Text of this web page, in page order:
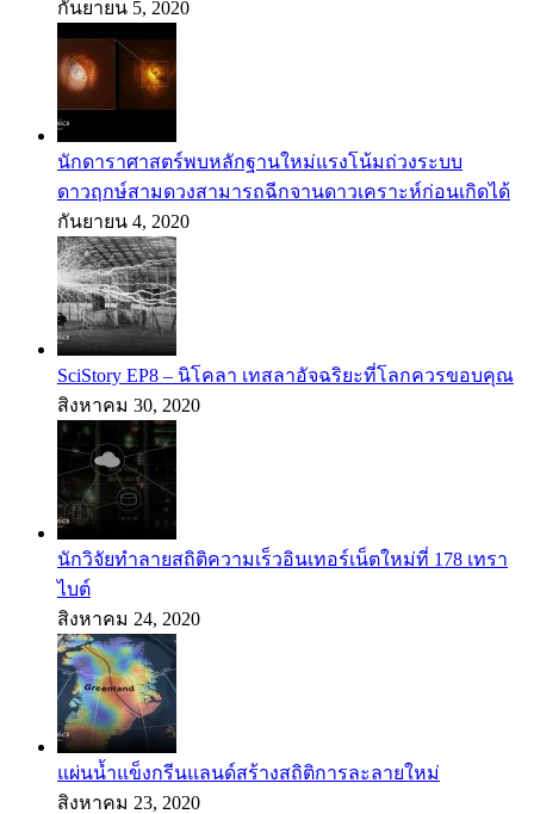
กันยายน 5, 2020
นักดาราศาสตร์พบหลักฐานใหม่แรงโน้มถ่วงระบบ
ดาวฤกษ์สามดวงสามารถฉีกจานดาวเคราะห์ก่อนเกิดได้
กันยายน 4, 2020
SciStory EP8 – นิโคลา เทสลาอัจฉริยะที่โลกควรขอบคุณ
สิงหาคม 30, 2020
นักวิจัยทำลายสถิติความเร็วอินเทอร์เน็ตใหม่ที่ 178 เทรา
ไบต์
สิงหาคม 24, 2020
แผ่นน้ำแข็งกรีนแลนด์สร้างสถิติการละลายใหม่
สิงหาคม 23, 2020